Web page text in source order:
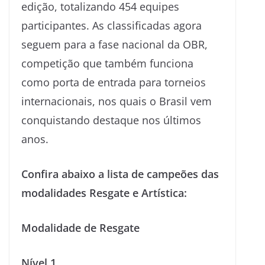
edição, totalizando 454 equipes
participantes. As classificadas agora
seguem para a fase nacional da OBR,
competição que também funciona
como porta de entrada para torneios
internacionais, nos quais o Brasil vem
conquistando destaque nos últimos
anos.
Confira abaixo a lista de campeões das
modalidades Resgate e Artística:
Modalidade de Resgate